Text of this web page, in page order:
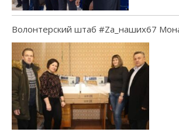
Волонтерский штаб #Za_наших67